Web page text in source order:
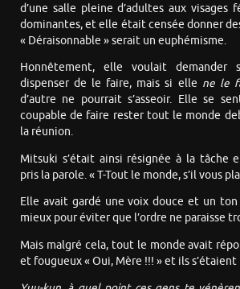
d’une salle pleine d’adultes aux visages
dominantes, et elle était censée donner
« Déraisonnable » serait un euphémisme.
Honnêtement, elle voulait
dispenser de le faire, mais si elle ne le
d’autre ne pourrait s’asseoir. Elle se
coupable de faire rester tout le monde
la réunion.
Mitsuki s’était ainsi résignée à la tâche
pris la parole. « T-Tout le monde, s’il vous
Elle avait gardé une voix douce et un
mieux pour éviter que l’ordre ne paraisse
Mais malgré cela, tout le monde avait
et fougueux « Oui, Mère !!! » et ils